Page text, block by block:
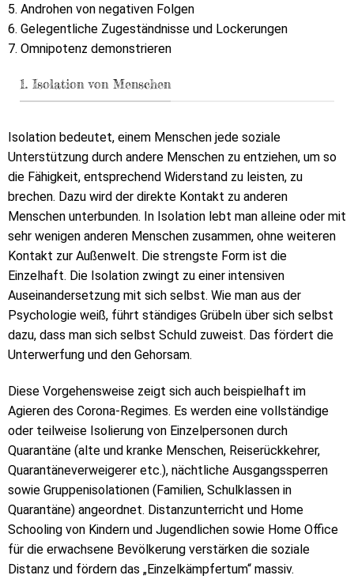
5. Androhen von negativen Folgen
6. Gelegentliche Zugeständnisse und Lockerungen
7. Omnipotenz demonstrieren
1. Isolation von Menschen
Isolation bedeutet, einem Menschen jede soziale
Unterstützung durch andere Menschen zu entziehen, um so
die Fähigkeit, entsprechend Widerstand zu leisten, zu
brechen. Dazu wird der direkte Kontakt zu anderen
Menschen unterbunden. In Isolation lebt man alleine oder mit
sehr wenigen anderen Menschen zusammen, ohne weiteren
Kontakt zur Außenwelt. Die strengste Form ist die
Einzelhaft. Die Isolation zwingt zu einer intensiven
Auseinandersetzung mit sich selbst. Wie man aus der
Psychologie weiß, führt ständiges Grübeln über sich selbst
dazu, dass man sich selbst Schuld zuweist. Das fördert die
Unterwerfung und den Gehorsam.
Diese Vorgehensweise zeigt sich auch beispielhaft im
Agieren des Corona-Regimes. Es werden eine vollständige
oder teilweise Isolierung von Einzelpersonen durch
Quarantäne (alte und kranke Menschen, Reiserückkehrer,
Quarantäneverweigerer etc.), nächtliche Ausgangssperren
sowie Gruppenisolationen (Familien, Schulklassen in
Quarantäne) angeordnet. Distanzunterricht und Home
Schooling von Kindern und Jugendlichen sowie Home Office
für die erwachsene Bevölkerung verstärken die soziale
Distanz und fördern das „Einzelkämpfertum“ massiv.